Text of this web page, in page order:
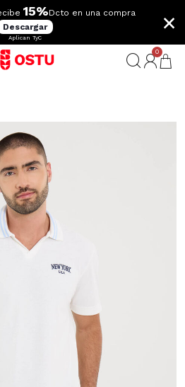
15%Dcto en una compra
Descargar
Aplican TyC
×
0